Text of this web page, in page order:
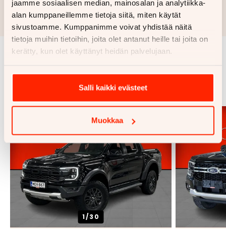
jaamme sosiaalisen median, mainosalan ja analytiikka-
alan kumppaneillemme tietoja siitä, miten käytät
sivustoamme. Kumppanimme voivat yhdistää näitä
tietoja muihin tietoihin, joita olet antanut heille tai joita on
kerätty, kun olet käyttänyt heidän palvelujaan.
Salli kaikki evästeet
Muokkaa
Rahoituslaskelma on suuntaa antava ja edellyttää hyväksytyn
luottopäätöksen ja kaskovakuutuksen.
1/30